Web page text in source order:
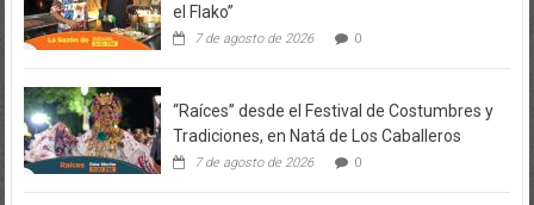
el Flako”
7 de agosto de 2026 0
“Raíces” desde el Festival de Costumbres y
Tradiciones, en Natá de Los Caballeros
7 de agosto de 2026 0